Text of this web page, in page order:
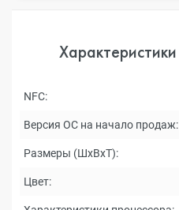
Характеристики
NFC:
Версия ОС на начало продаж:
Размеры (ШxВxТ):
Цвет: